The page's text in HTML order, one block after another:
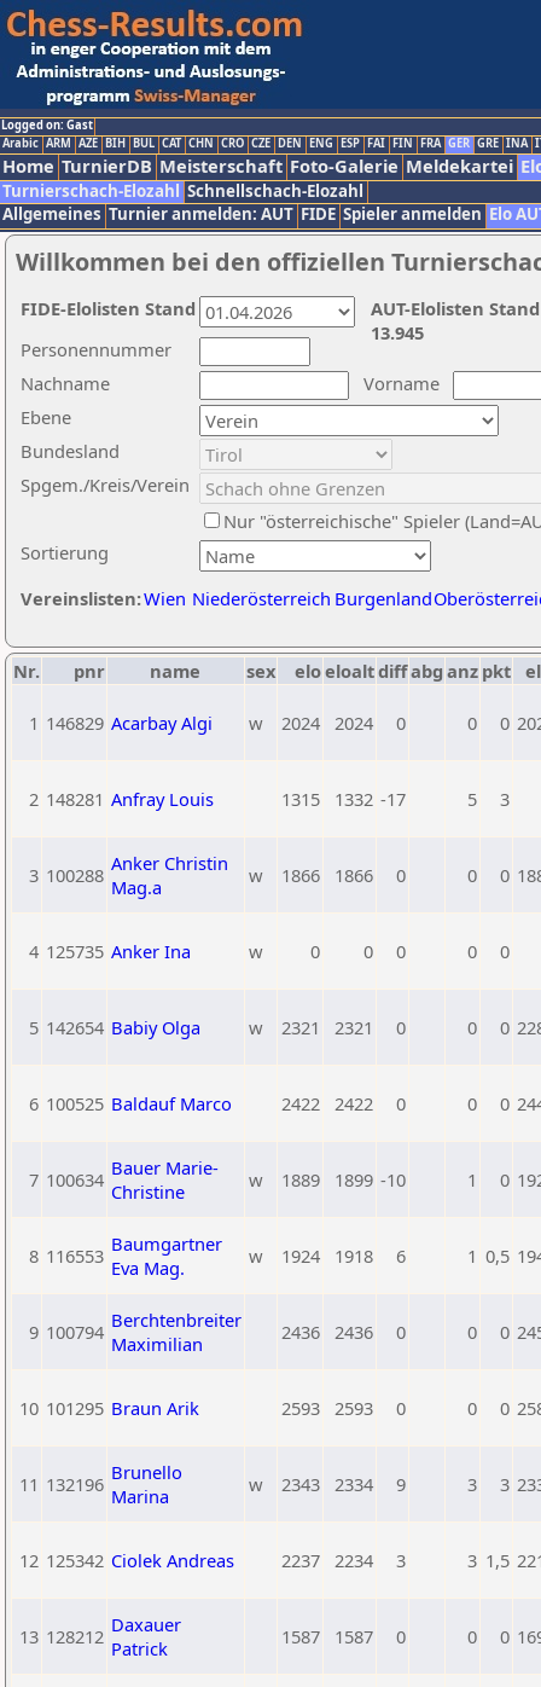
Logged on: Gast
Arabic ARM AZE BIH BUL CAT CHN CRO CZE DEN ENG ESP FAI FIN FRA GER GRE INA
Home TurnierDB Meisterschaft Foto-Galerie Meldekartei
Turnierschach-Elozahl Schnellschach-Elozahl
Allgemeines Turnier anmelden: AUT FIDE Spieler anmelden Elo
Willkommen bei den offiziellen
Nachname
Vorname
Ebene
Sortierung
Personennummer
Bundesland
Spgem./Kreis/Verein
Nur "österreichische" Spieler
Vereinslisten:Wien Niederösterreich Burgenland
AUT-Elolisten
13.945
FIDE-Elolisten Stand
Nr. pnr name sex eloeloaltdiffabg anz pkt
1 146829 Acarbay Algi w 2024 2024 0 0 0
2 148281 Anfray Louis 1315 1332 -17 5 3
3 100288 Anker Christin
Mag.a
w 1866 1866 0 0 0
4 125735 Anker Ina w 0 0 0 0 0
5 142654 Babiy Olga w 2321 2321 0 0 0
6 100525 Baldauf Marco 2422 2422 0 0 0
7 100634 Bauer Marie-
Christine
w 1889 1899 -10 1 0
8 116553 Baumgartner
Eva Mag.
w 1924 1918 6 1 0,5
9 100794 Berchtenbreiter
Maximilian
2436 2436 0 0 0
10 101295 Braun Arik 2593 2593 0 0 0
11 132196 Brunello
Marina
w 2343 2334 9 3 3
12 125342 Ciolek Andreas 2237 2234 3 3 1,5
13 128212 Daxauer
Patrick
1587 1587 0 0 0